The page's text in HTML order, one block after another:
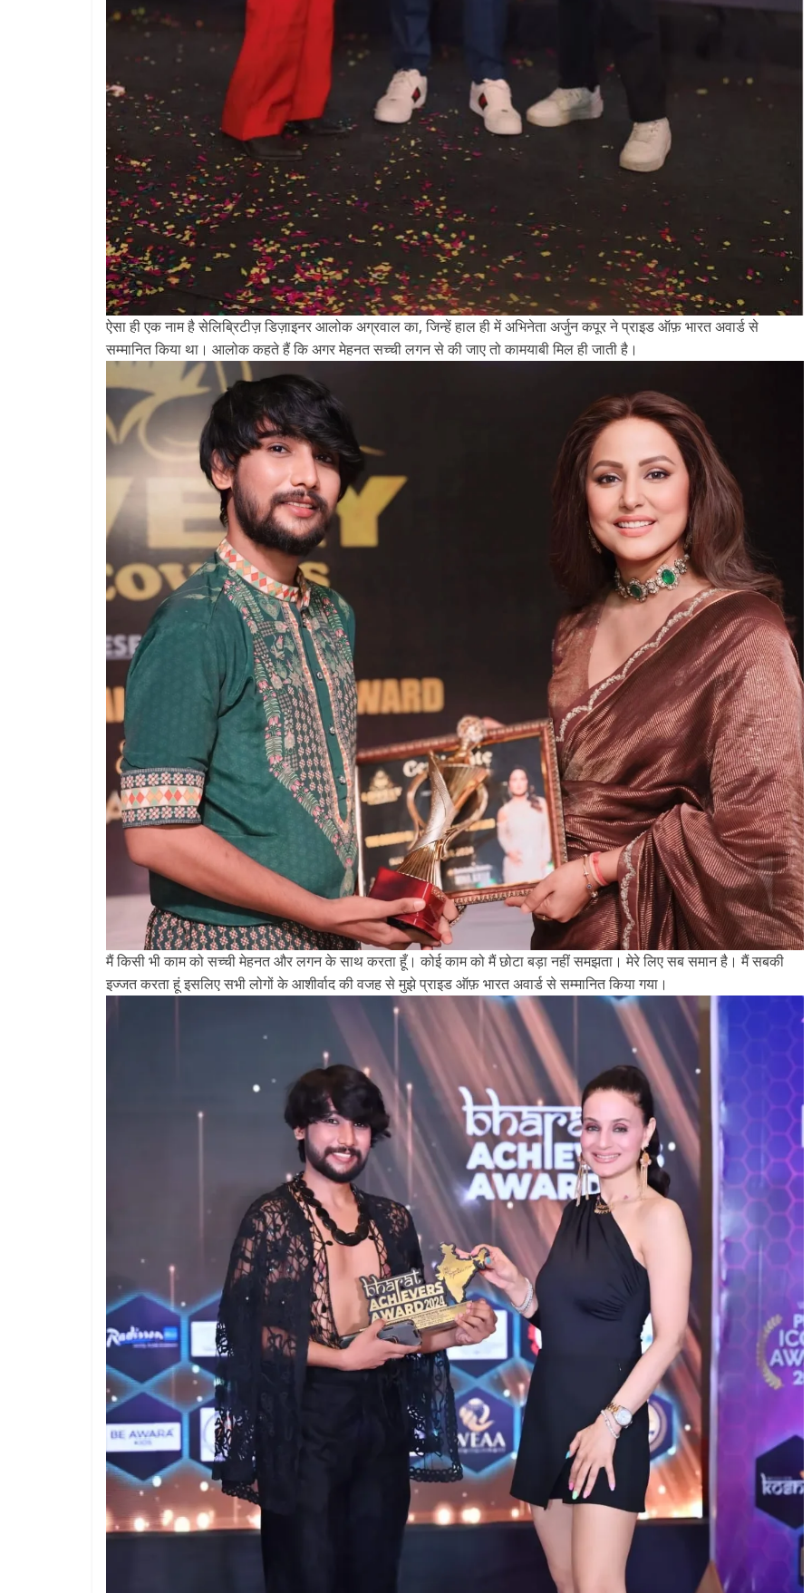
ऐसा ही एक नाम है सेलिब्रिटीज़ डिज़ाइनर आलोक अग्रवाल का, जिन्हें हाल ही में अभिनेता अर्जुन कपूर ने प्राइड ऑफ़ भारत अवार्ड से
सम्मानित किया था। आलोक कहते हैं कि अगर मेहनत सच्ची लगन से की जाए तो कामयाबी मिल ही जाती है।
मैं किसी भी काम को सच्ची मेहनत और लगन के साथ करता हूँ। कोई काम को मैं छोटा बड़ा नहीं समझता। मेरे लिए सब समान है। मैं सबकी
इज्जत करता हूं इसलिए सभी लोगों के आशीर्वाद की वजह से मुझे प्राइड ऑफ़ भारत अवार्ड से सम्मानित किया गया।
All Rights News Bareilly
Uttar
Pradesh
राजनीति हॉट राजनीतिक
समाजवादी पार्टी ने किया महंगाई के
खिलाफ प्रदर्शन
August 4, 2021 Editor All Rights 0